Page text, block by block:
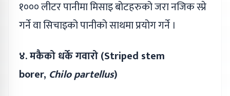
१००० लीटर पानीमा मिसाइ बोटहरुको जरा नजिक स्प्रे
गर्ने वा सिचाइको पानीको साथमा प्रयोग गर्ने ।
४. मकैको धर्के गवारो (Striped stem
borer, Chilo partellus)